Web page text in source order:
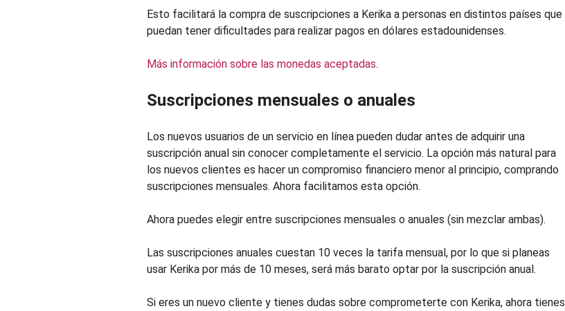
Esto facilitará la compra de suscripciones a Kerika a personas en distintos países que
puedan tener dificultades para realizar pagos en dólares estadounidenses.
Más información sobre las monedas aceptadas.
Suscripciones mensuales o anuales
Los nuevos usuarios de un servicio en línea pueden dudar antes de adquirir una
suscripción anual sin conocer completamente el servicio. La opción más natural para
los nuevos clientes es hacer un compromiso financiero menor al principio, comprando
suscripciones mensuales. Ahora facilitamos esta opción.
Ahora puedes elegir entre suscripciones mensuales o anuales (sin mezclar ambas).
Las suscripciones anuales cuestan 10 veces la tarifa mensual, por lo que si planeas
usar Kerika por más de 10 meses, será más barato optar por la suscripción anual.
Si eres un nuevo cliente y tienes dudas sobre comprometerte con Kerika, ahora tienes